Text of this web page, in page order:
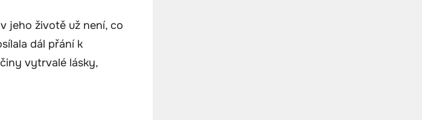
jeho životě už není, co
dál přání k
vytrvalé lásky,